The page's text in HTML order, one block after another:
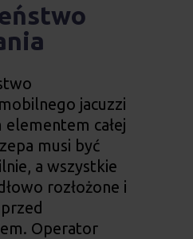
jacuzzi
całej
musi być
a wszystkie
rozłożone i
Operator